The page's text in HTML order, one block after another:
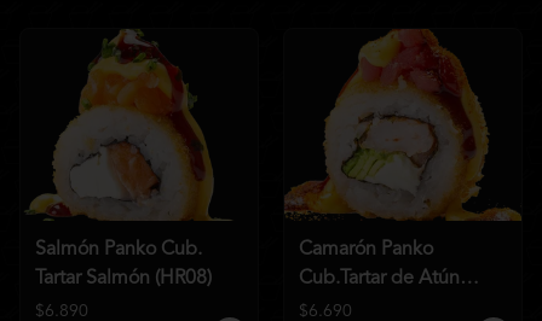
Salmón Panko Cub.
Tartar Salmón (HR08)
$6.890
Camarón Panko
Cub.Tartar de Atún
(HR07)
$6.690